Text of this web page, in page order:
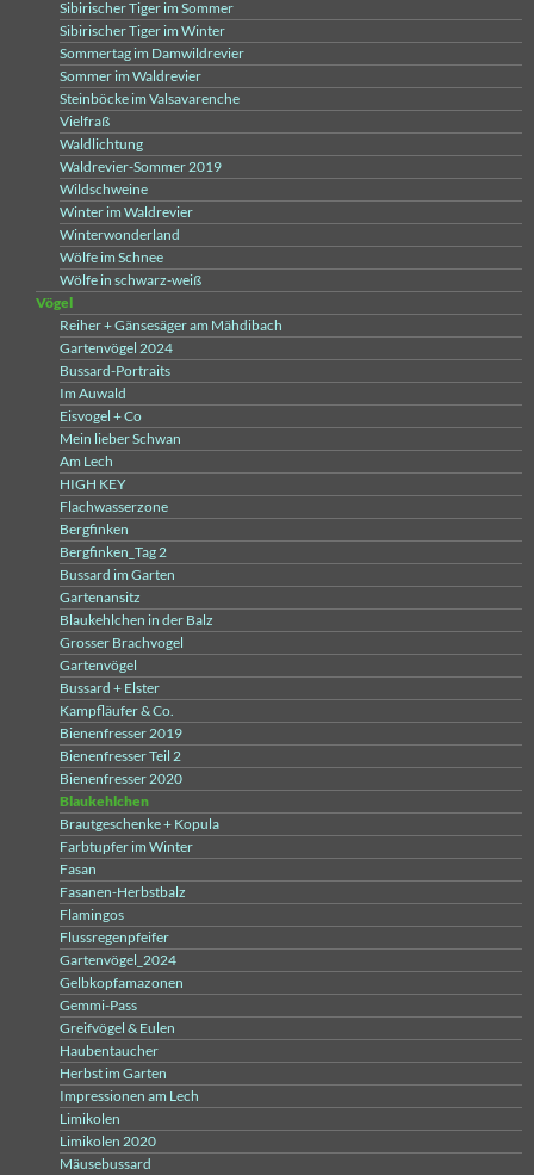
Sibirischer Tiger im Sommer
Sibirischer Tiger im Winter
Sommertag im Damwildrevier
Sommer im Waldrevier
Steinböcke im Valsavarenche
Vielfraß
Waldlichtung
Waldrevier-Sommer 2019
Wildschweine
Winter im Waldrevier
Winterwonderland
Wölfe im Schnee
Wölfe in schwarz-weiß
Vögel
Reiher + Gänsesäger am Mähdibach
Gartenvögel 2024
Bussard-Portraits
Im Auwald
Eisvogel + Co
Mein lieber Schwan
Am Lech
HIGH KEY
Flachwasserzone
Bergfinken
Bergfinken_Tag 2
Bussard im Garten
Gartenansitz
Blaukehlchen in der Balz
Grosser Brachvogel
Gartenvögel
Bussard + Elster
Kampfläufer & Co.
Bienenfresser 2019
Bienenfresser Teil 2
Bienenfresser 2020
Blaukehlchen
Brautgeschenke + Kopula
Farbtupfer im Winter
Fasan
Fasanen-Herbstbalz
Flamingos
Flussregenpfeifer
Gartenvögel_2024
Gelbkopfamazonen
Gemmi-Pass
Greifvögel & Eulen
Haubentaucher
Herbst im Garten
Impressionen am Lech
Limikolen
Limikolen 2020
Mäusebussard